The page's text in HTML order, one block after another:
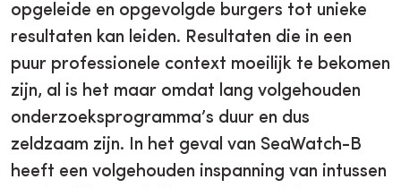
opgeleide en opgevolgde burgers tot unieke
resultaten kan leiden. Resultaten die in een
puur professionele context moeilijk te bekomen
zijn, al is het maar omdat lang volgehouden
onderzoeksprogramma’s duur en dus
zeldzaam zijn. In het geval van SeaWatch-B
heeft een volgehouden inspanning van intussen